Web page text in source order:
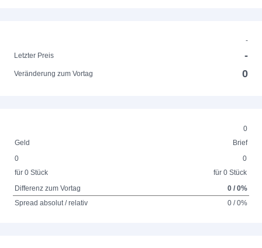
-
Letzter Preis
-
Veränderung zum Vortag 0
0
Geld
Brief
0
für 0 Stück
0
für 0 Stück
Differenz zum Vortag
0 / 0%
Spread absolut / relativ
0 / 0%